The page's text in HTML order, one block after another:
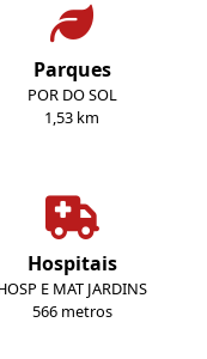
Parques
POR DO SOL
1,53 km
Hospitais
E MAT JARDINS
566 metros